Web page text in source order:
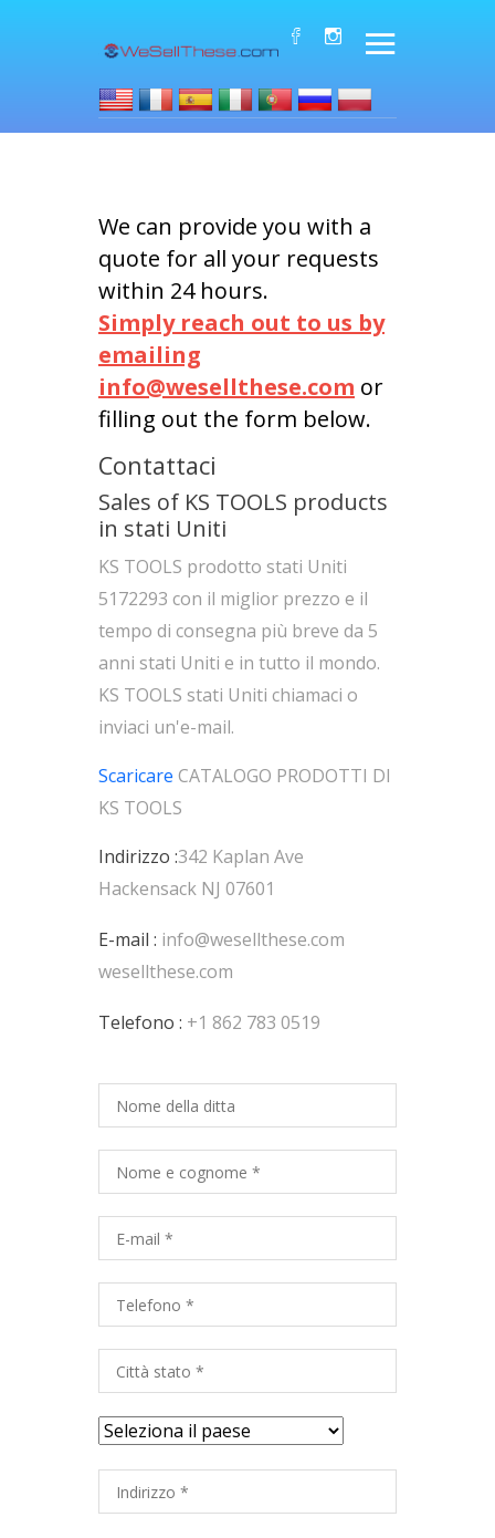
We can provide you with a
quote for all your requests
within 24 hours.
Simply reach out to us by
emailing
info@wesellthese.com or
filling out the form below.
Contattaci
Sales of KS TOOLS products
in stati Uniti
KS TOOLS prodotto stati Uniti
5172293 con il miglior prezzo e il
tempo di consegna più breve da 5
anni stati Uniti e in tutto il mondo.
KS TOOLS stati Uniti chiamaci o
inviaci un'e-mail.
Scaricare CATALOGO PRODOTTI DI
KS TOOLS
Indirizzo :342 Kaplan Ave
Hackensack NJ 07601
E-mail : info@wesellthese.com
wesellthese.com
Telefono : +1 862 783 0519